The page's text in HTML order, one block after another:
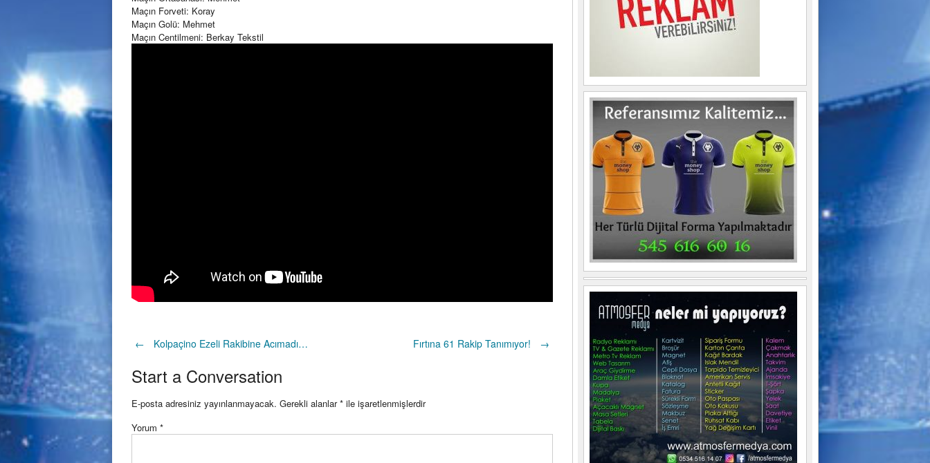
Maçın Forveti: Koray
Maçın Golü: Mehmet
Maçın Centilmeni: Berkay Tekstil
Post
navigation
← Kolpaçino Ezeli Rakibine Acımadı… Fırtına 61 Rakip Tanımıyor! →
Start a Conversation
E-posta adresiniz yayınlanmayacak. Gerekli alanlar* ile işaretlenmişlerdir
Yorum *